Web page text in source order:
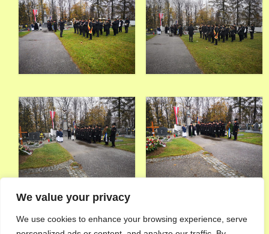
We value your privacy
We use cookies to enhance your browsing experience, serve